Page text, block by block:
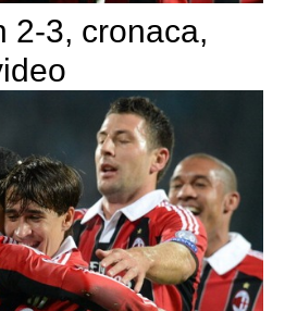
2-3, cronaca,